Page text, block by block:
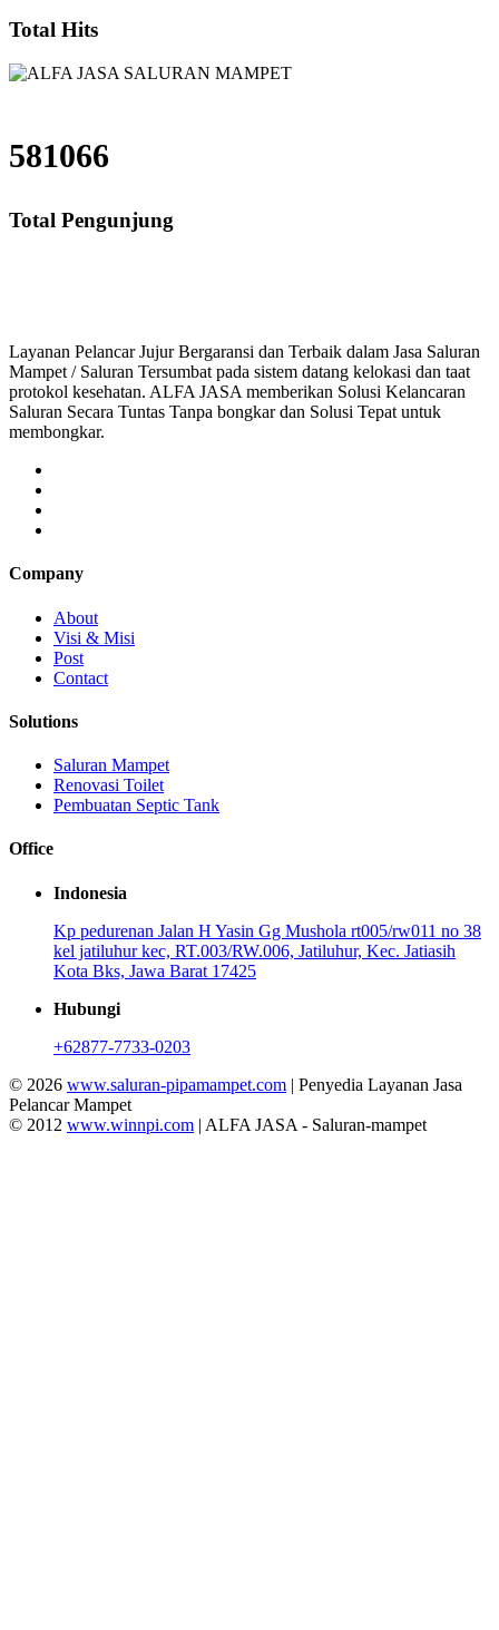
Total Hits
581066
Total Pengunjung
Layanan Pelancar Jujur Bergaransi dan Terbaik dalam Jasa Saluran
Mampet / Saluran Tersumbat pada sistem datang kelokasi dan taat
protokol kesehatan. ALFA JASA memberikan Solusi Kelancaran
Saluran Secara Tuntas Tanpa bongkar dan Solusi Tepat untuk
membongkar.
Company
About
Visi & Misi
Post
Contact
Solutions
Saluran Mampet
Renovasi Toilet
Pembuatan Septic Tank
Office
Indonesia
Kp pedurenan Jalan H Yasin Gg Mushola rt005/rw011 no 38
kel jatiluhur kec, RT.003/RW.006, Jatiluhur, Kec. Jatiasih
Kota Bks, Jawa Barat 17425
Hubungi
+62877-7733-0203
© 2026 www.saluran-pipamampet.com | Penyedia Layanan Jasa
Pelancar Mampet
© 2012 www.winnpi.com | ALFA JASA - Saluran-mampet